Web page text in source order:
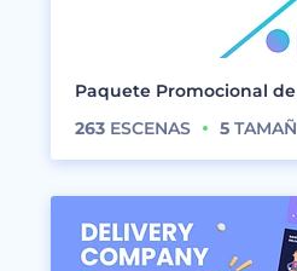
Paquete Promocional
263 ESCENAS 5